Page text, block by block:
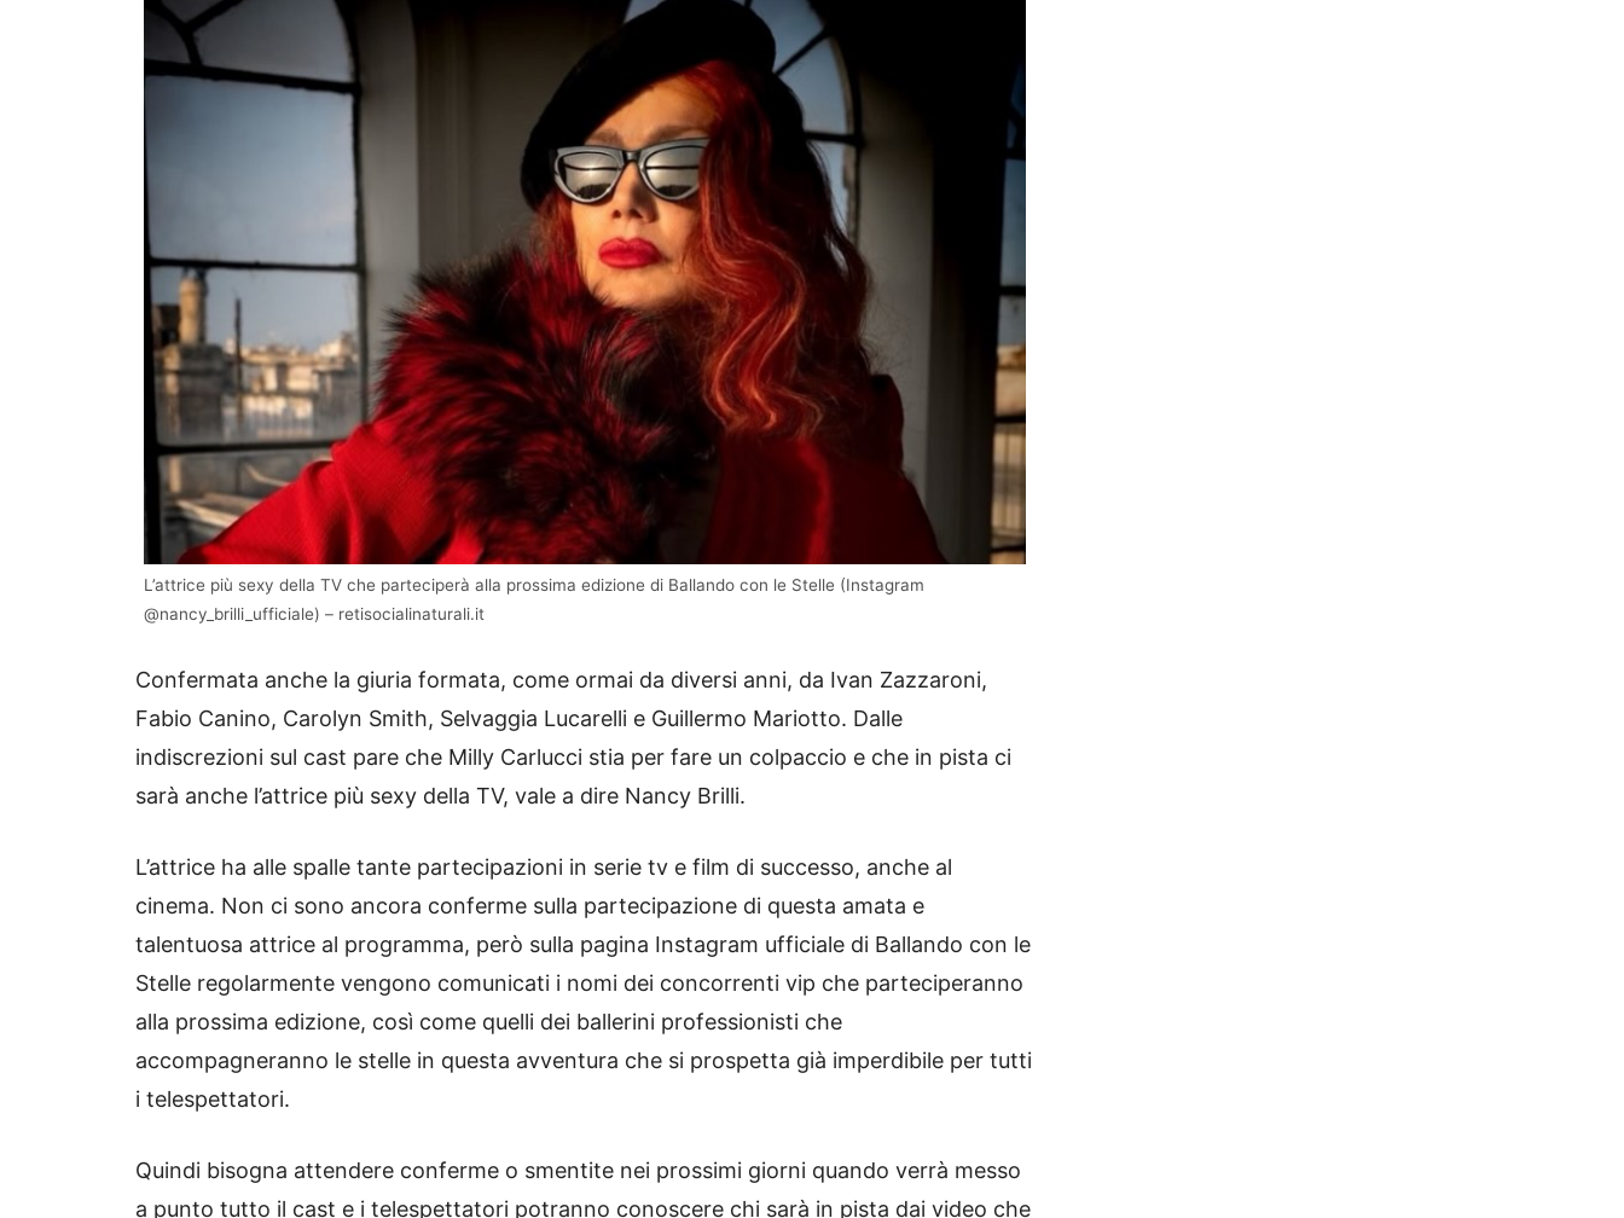
L’attrice più sexy della TV che parteciperà alla prossima edizione di Ballando con le Stelle (Instagram
@nancy_brilli_ufficiale) – retisocialinaturali.it
Confermata anche la giuria formata, come ormai da diversi anni, da Ivan Zazzaroni,
Fabio Canino, Carolyn Smith, Selvaggia Lucarelli e Guillermo Mariotto. Dalle
indiscrezioni sul cast pare che Milly Carlucci stia per fare un colpaccio e che in pista ci
sarà anche l’attrice più sexy della TV, vale a dire Nancy Brilli.
L’attrice ha alle spalle tante partecipazioni in serie tv e film di successo, anche al
cinema. Non ci sono ancora conferme sulla partecipazione di questa amata e
talentuosa attrice al programma, però sulla pagina Instagram ufficiale di Ballando con le
Stelle regolarmente vengono comunicati i nomi dei concorrenti vip che parteciperanno
alla prossima edizione, così come quelli dei ballerini professionisti che
accompagneranno le stelle in questa avventura che si prospetta già imperdibile per tutti
i telespettatori.
Quindi bisogna attendere conferme o smentite nei prossimi giorni quando verrà messo
a punto tutto il cast e i telespettatori potranno conoscere chi sarà in pista dai video che